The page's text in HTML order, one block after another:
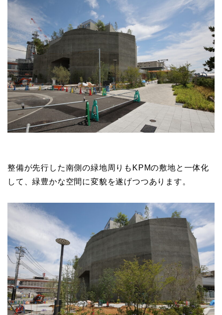
整備が先行した南側の緑地周りもKPMの敷地と一体化
して、緑豊かな空間に変貌を遂げつつあります。